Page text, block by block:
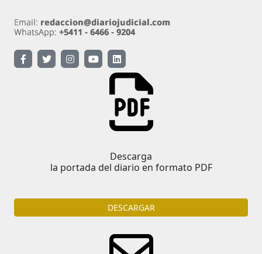
Descarga
la portada del diario en formato PDF
DESCARGAR